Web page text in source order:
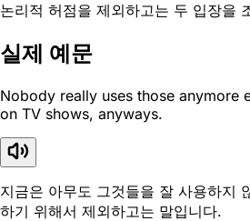
논리적 허점을 제외하고는 두 입장을
실제 예문
Nobody really uses those anymore
on TV shows, anyways.
지금은 아무도 그것들을 잘 사용하지
하기 위해서 제외하고는 말입니다.